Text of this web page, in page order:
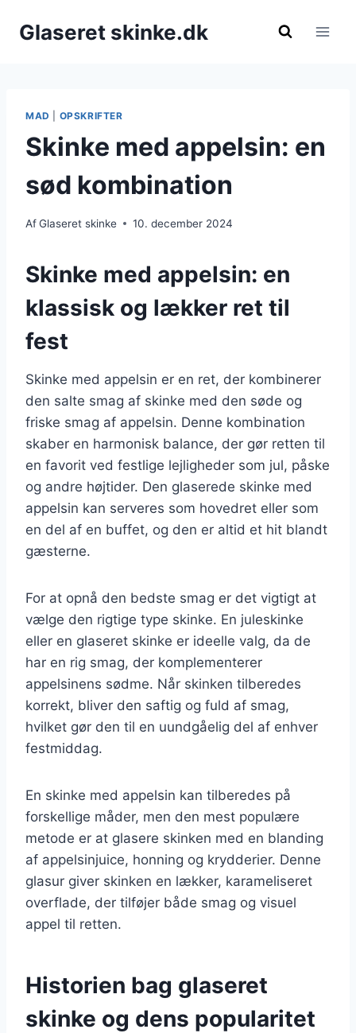
Glaseret skinke.dk
MAD OPSKRIFTER
Skinke med appelsin: en
sød kombination
AfGlaseret skinke 10. december 2024
Skinke med appelsin: en
klassisk og lækker ret til
fest
Skinke med appelsin er en ret, der kombinerer
den salte smag af skinke med den søde og
friske smag af appelsin. Denne kombination
skaber en harmonisk balance, der gør retten til
en favorit ved festlige lejligheder som jul, påske
og andre højtider. Den glaserede skinke med
appelsin kan serveres som hovedret eller som
en del af en buffet, og den er altid et hit blandt
gæsterne.
For at opnå den bedste smag er det vigtigt at
vælge den rigtige type skinke. En juleskinke
eller en glaseret skinke er ideelle valg, da de
har en rig smag, der komplementerer
appelsinens sødme. Når skinken tilberedes
korrekt, bliver den saftig og fuld af smag,
hvilket gør den til en uundgåelig del af enhver
festmiddag.
En skinke med appelsin kan tilberedes på
forskellige måder, men den mest populære
metode er at glasere skinken med en blanding
af appelsinjuice, honning og krydderier. Denne
glasur giver skinken en lækker, karameliseret
overflade, der tilføjer både smag og visuel
appel til retten.
Historien bag glaseret
skinke og dens popularitet